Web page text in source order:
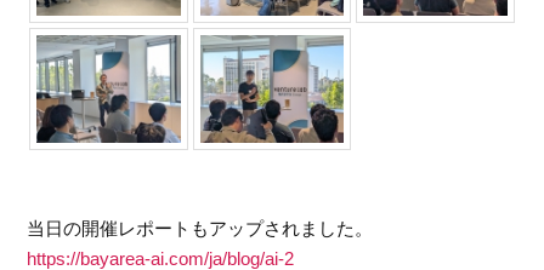
当日の開催レポートもアップされました。
https://bayarea-ai.com/ja/blog/ai-2